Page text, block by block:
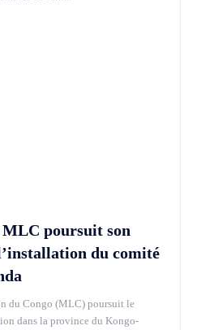
poursuit son
du comité
du Congo (MLC) poursuit le
dans la province du Kongo-